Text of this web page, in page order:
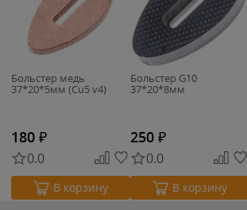
Больстер медь
37*20*5мм (Cu5 v4)
180 ₽
0.0
В корзину
Больстер G10
37*20*8мм
250 ₽
0.0
В корзину